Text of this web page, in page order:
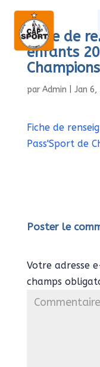
Fiche de
enfants
Champions
par Admin Jan 6,
Fiche de
Pass'Sport de
Poster le
Votre adresse
champs